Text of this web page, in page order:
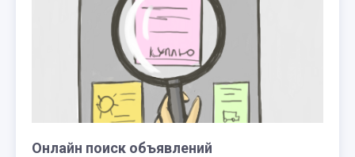
Онлайн поиск объявлений